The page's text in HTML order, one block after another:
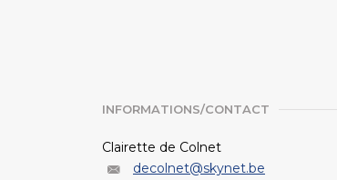
INFORMATIONS/CONTACT
Clairette de Colnet
decolnet@skynet.be